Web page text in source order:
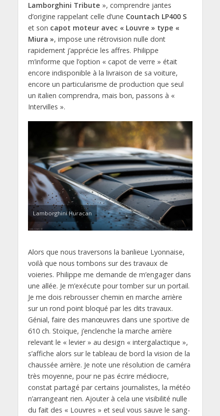
Lamborghini Tribute », comprendre jantes
d’origine rappelant celle d’une Countach LP400 S
et son capot moteur avec « Louvre » type «
Miura », impose une rétrovision nulle dont
rapidement j’apprécie les affres. Philippe
m’informe que l’option « capot de verre » était
encore indisponible à la livraison de sa voiture,
encore un particularisme de production que seul
un italien comprendra, mais bon, passons à «
Intervilles ».
Lamborghini Huracan
Alors que nous traversons la banlieue Lyonnaise,
voilà que nous tombons sur des travaux de
voieries. Philippe me demande de m’engager dans
une allée. Je m’exécute pour tomber sur un portail.
Je me dois rebrousser chemin en marche arrière
sur un rond point bloqué par les dits travaux.
Génial, faire des manœuvres dans une sportive de
610 ch. Stoïque, j’enclenche la marche arrière
relevant le « levier » au design « intergalactique »,
s’affiche alors sur le tableau de bord la vision de la
chaussée arrière. Je note une résolution de caméra
très moyenne, pour ne pas écrire médiocre,
constat partagé par certains journalistes, la météo
n’arrangeant rien. Ajouter à cela une visibilité nulle
du fait des « Louvres » et seul vous sauve le sang-